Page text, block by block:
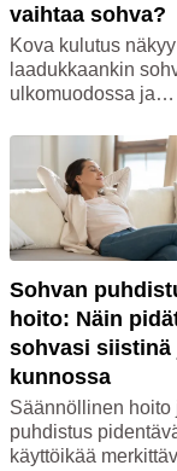
vaihtaa sohva?
Kova kulutus näkyy
laadukkaankin
ulkomuodossa ja
Lue Maskun
kannattaa harkita
vaihtamista uuteen!
Sohvan
hoito: Näin
sohvasi siistinä
kunnossa
Säännöllinen hoito
puhdistus
käyttöikää